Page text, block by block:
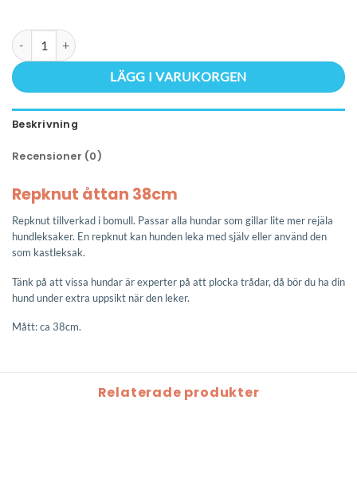
Repknut åttan 38cm mängd
LÄGG I VARUKORGEN
Beskrivning
Recensioner (0)
Repknut åttan 38cm
Repknut tillverkad i bomull. Passar alla hundar som gillar lite mer rejäla
hundleksaker. En repknut kan hunden leka med själv eller använd den
som kastleksak.
Tänk på att vissa hundar är experter på att plocka trådar, då bör du ha din
hund under extra uppsikt när den leker.
Mått: ca 38cm.
Relaterade produkter